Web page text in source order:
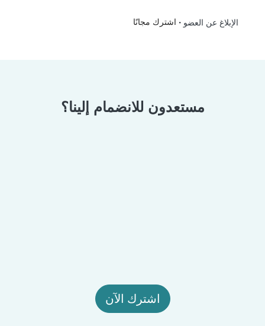
الإبلاغ عن العضو • اشترك مجانًا
مستعدون للانضمام إلينا؟
اشترك الآن